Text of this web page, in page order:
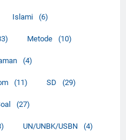
Islami (6)
Metode (10)
(4)
(11) SD (29)
(27)
UN/UNBK/USBN (4)